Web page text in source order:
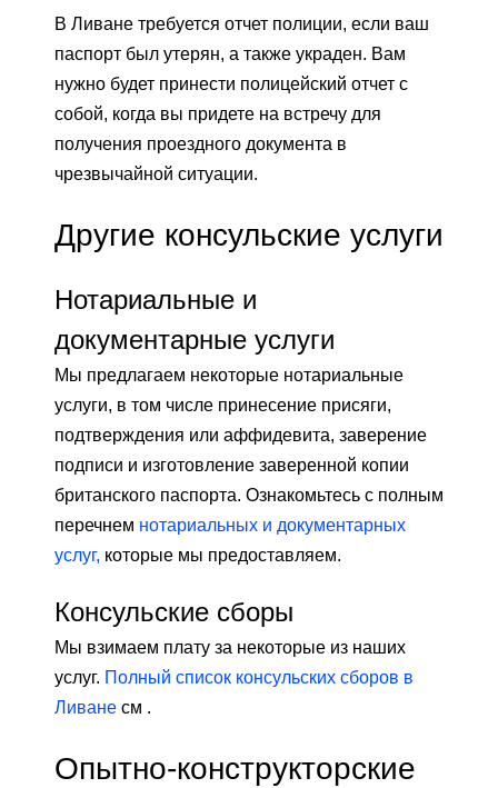
В Ливане требуется отчет полиции, если ваш
паспорт был утерян, а также украден. Вам
нужно будет принести полицейский отчет с
собой, когда вы придете на встречу для
получения проездного документа в
чрезвычайной ситуации.
Другие консульские услуги
Нотариальные и
документарные услуги
Мы предлагаем некоторые нотариальные
услуги, в том числе принесение присяги,
подтверждения или аффидевита, заверение
подписи и изготовление заверенной копии
британского паспорта. Ознакомьтесь с полным
перечнем нотариальных и документарных
услуг, которые мы предоставляем.
Консульские сборы
Мы взимаем плату за некоторые из наших
услуг. Полный список консульских сборов в
Ливане см .
Опытно-конструкторские